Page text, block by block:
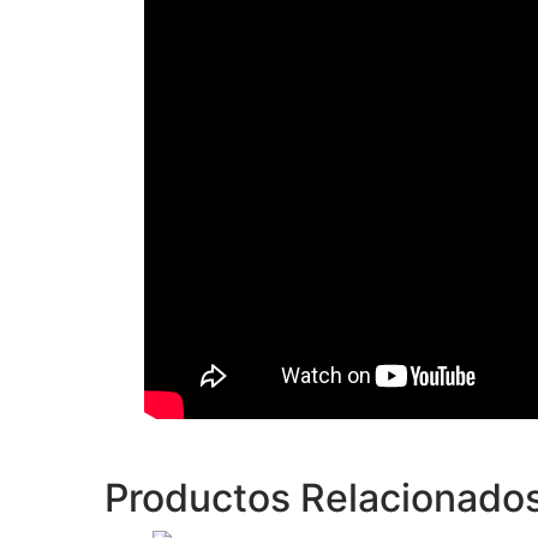
Productos